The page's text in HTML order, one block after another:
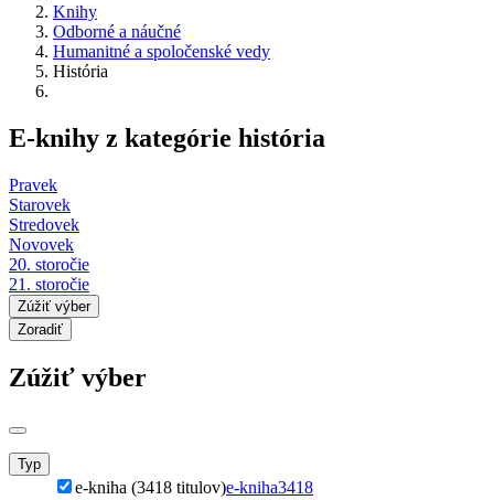
Knihy
Odborné a náučné
Humanitné a spoločenské vedy
História
E-knihy z kategórie história
Pravek
Starovek
Stredovek
Novovek
20. storočie
21. storočie
Zúžiť výber
Zoradiť
Zúžiť výber
Typ
e-kniha (3418 titulov)e-kniha3418